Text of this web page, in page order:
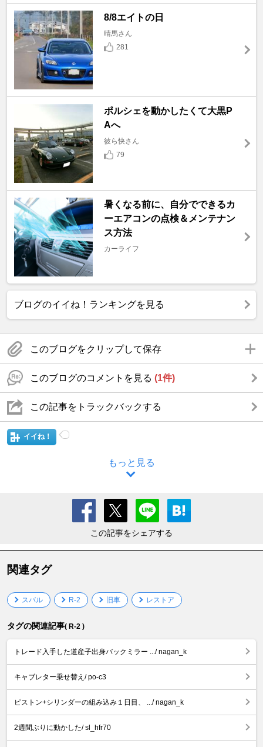
8/8エイトの日
晴馬さん
281
ポルシェを動かしたくて大黒P
Aへ
彼ら快さん
79
暑くなる前に、自分でできるカ
ーエアコンの点検＆メンテナン
ス方法
カーライフ
ブログのイイね！ランキングを見る
このブログをクリップして保存
このブログのコメントを見る (1件)
この記事をトラックバックする
イイね！
もっと見る
この記事をシェアする
関連タグ
スバル R-2 旧車 レストア
タグの関連記事( R-2 )
トレード入手した道産子出身バックミラー .../ nagan_k
キャブレター乗せ替え/ po-c3
ピストン+シリンダーの組み込み１日目、 .../ nagan_k
2週間ぶりに動かした/ sl_hfr70